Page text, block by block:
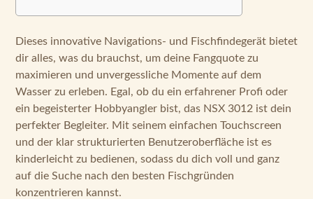
Dieses innovative Navigations- und Fischfindegerät bietet
dir alles, was du brauchst, um deine Fangquote zu
maximieren und unvergessliche Momente auf dem
Wasser zu erleben. Egal, ob du ein erfahrener Profi oder
ein begeisterter Hobbyangler bist, das NSX 3012 ist dein
perfekter Begleiter. Mit seinem einfachen Touchscreen
und der klar strukturierten Benutzeroberfläche ist es
kinderleicht zu bedienen, sodass du dich voll und ganz
auf die Suche nach den besten Fischgründen
konzentrieren kannst.